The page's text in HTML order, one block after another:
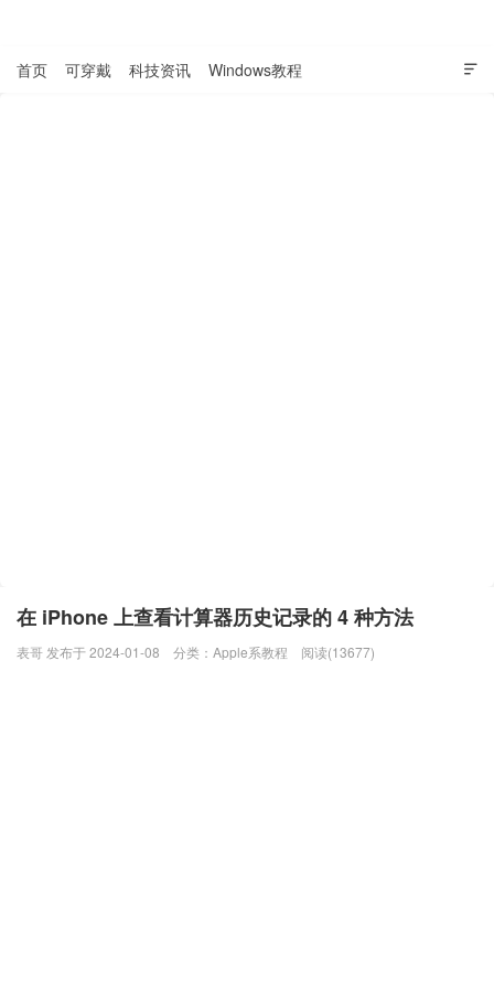

首页 可穿戴 科技资讯 Windows教程
在 iPhone 上查看计算器历史记录的 4 种方法
表哥 发布于 2024-01-08 分类： Apple系教程 阅读(13677)